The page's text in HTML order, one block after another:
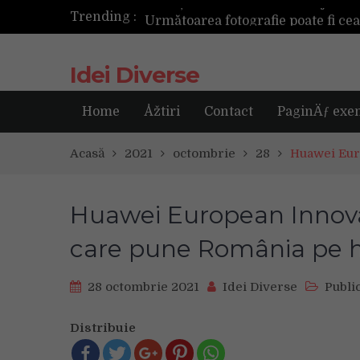
Trending :
Următoarea fotografie poate fi
Idei Diverse
Home Åžtiri Contact PaginÄƒ
Acasă 2021 octombrie 28 Huawei
Huawei European
care pune România pe
28 octombrie 2021 Idei Diverse
Distribuie